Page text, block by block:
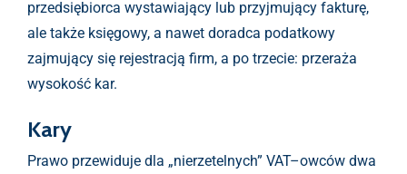
przedsiębiorca wystawiający lub przyjmujący fakturę,
ale także księgowy, a nawet doradca podatkowy
zajmujący się rejestracją firm, a po trzecie: przeraża
wysokość kar.
Kary
Prawo przewiduje dla „nierzetelnych” VAT–owców dwa